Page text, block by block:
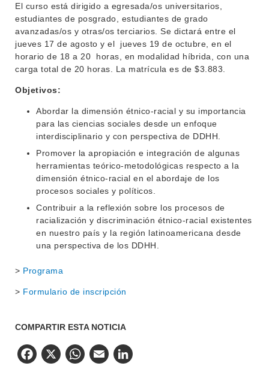
LLAMADOS
NOTICIAS
CONTACTO
BIBLIOTECA
El curso está dirigido a egresada/os universitarios,
estudiantes de posgrado, estudiantes de grado
avanzadas/os y otras/os terciarios. Se dictará entre el
jueves 17 de agosto y el jueves 19 de octubre, en el
horario de 18 a 20 horas, en modalidad híbrida, con una
carga total de 20 horas. La matrícula es de $3.883.
Objetivos:
Abordar la dimensión étnico-racial y su importancia
para las ciencias sociales desde un enfoque
interdisciplinario y con perspectiva de DDHH.
Promover la apropiación e integración de algunas
herramientas teórico-metodológicas respecto a la
dimensión étnico-racial en el abordaje de los
procesos sociales y políticos.
Contribuir a la reflexión sobre los procesos de
racialización y discriminación étnico-racial existentes
en nuestro país y la región latinoamericana desde
una perspectiva de los DDHH.
> Programa
> Formulario de inscripción
COMPARTIR ESTA NOTICIA
Facebook
X WhatsApp
Email